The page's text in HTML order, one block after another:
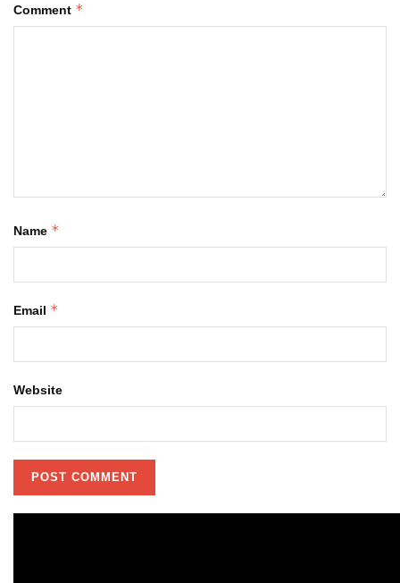
Comment *
Name *
Email *
Website